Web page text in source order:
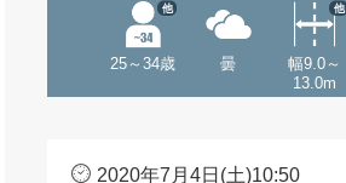
25～34歳
他
曇
幅9.0～
13.0m
他
2020年7月4日(土)10:50